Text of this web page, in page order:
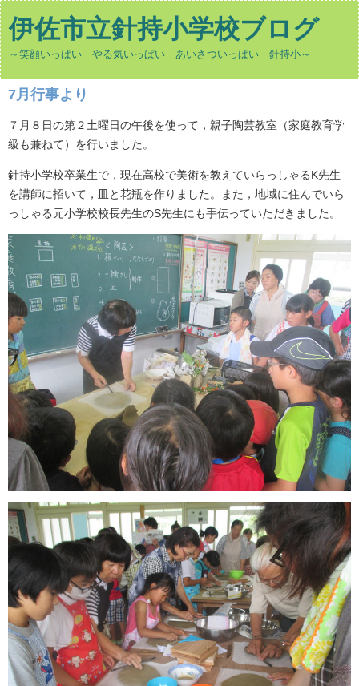
伊佐市立針持小学校ブログ
～笑顔いっぱい やる気いっぱい あいさついっぱい 針持小～
7月行事より
７月８日の第２土曜日の午後を使って，親子陶芸教室（家庭教育学
級も兼ねて）を行いました。
針持小学校卒業生で，現在高校で美術を教えていらっしゃるK先生
を講師に招いて，皿と花瓶を作りました。また，地域に住んでいら
っしゃる元小学校校長先生のS先生にも手伝っていただきました。